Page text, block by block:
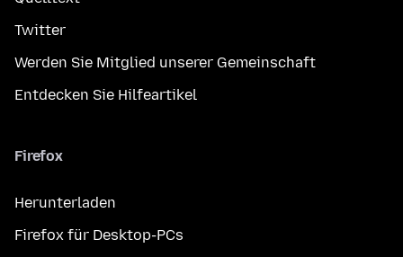
Twitter
Werden Sie Mitglied unserer Gemeinschaft
Entdecken Sie Hilfeartikel
Firefox
Herunterladen
Firefox für Desktop-PCs